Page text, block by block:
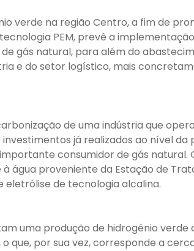
verde na região Centro, a fim de
PEM, prevê a
gás natural, para além do
e do setor logístico, mais
de uma indústria que
já realizados ao nível
consumidor de gás
proveniente da Estação de
de tecnologia alcalina.
uma produção de hidrogénio
que, por sua vez, corresponde a